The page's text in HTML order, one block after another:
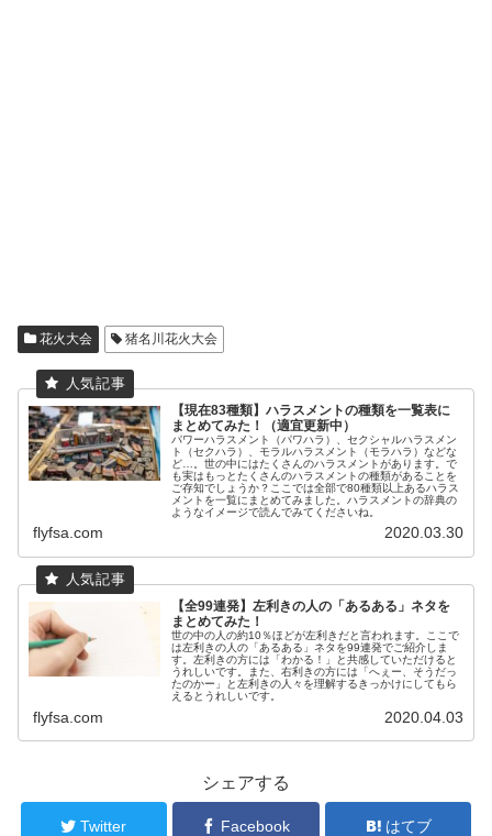
花火大会 猪名川花火大会
【現在83種類】ハラスメントの種類を一覧表に
まとめてみた！（適宜更新中）
パワーハラスメント（パワハラ）、セクシャルハラスメン
ト（セクハラ）、モラルハラスメント（モラハラ）などな
ど…。世の中にはたくさんのハラスメントがあります。で
も実はもっとたくさんのハラスメントの種類があることを
ご存知でしょうか？ここでは全部で80種類以上あるハラス
メントを一覧にまとめてみました。ハラスメントの辞典の
ようなイメージで読んでみてくださいね。
flyfsa.com 2020.03.30
【全99連発】左利きの人の「あるある」ネタを
まとめてみた！
世の中の人の約10％ほどが左利きだと言われます。ここで
は左利きの人の「あるある」ネタを99連発でご紹介しま
す。左利きの方には「わかる！」と共感していただけると
うれしいです。また、右利きの方には「へぇー、そうだっ
たのかー」と左利きの人々を理解するきっかけにしてもら
えるとうれしいです。
flyfsa.com 2020.04.03
シェアする
Twitter Facebook はてブ